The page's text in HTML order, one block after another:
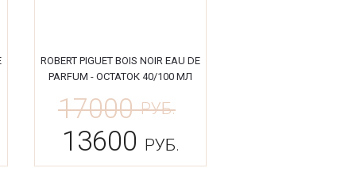
ROBERT PIGUET BOIS NOIR EAU DE
PARFUM - ОСТАТОК 40/100 МЛ
17000РУБ.
13600 РУБ.